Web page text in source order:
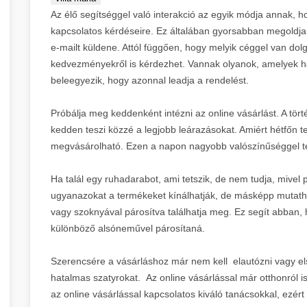
8.Nyelvtanfolyam linképítés megoldások →
Leírás:
Svájci SEO beratung és optimierung
Building & PBN Services nemzetközi
Domain Rating:18 |Lokáció:Zürich, Svájc
9. SEO Agentur Zürich PBN szolgáltatás
10.
💰
Legolcsóbb.org DR 17
költséghatékony prémium linképítéssel. SEO
konzultáció és backlink építés kedvező áron.
Domain Rating:17 |Előny:Költséghatékony
Legolcsóbb SEO szolgáltatások
11.
📚
Önfejlesztés.org DR 17
dedikált oldallal. PBN szolgáltatás oktatás és
specialistáknak.
Domain Rating: 17 | Tartalom:
💉
Plastic Surgery Experts
Budapest Hungary szerzők tollából.
specializálódva.
Domain Rating:17 |Specializáció:Orvosi
13.
⚕️
Plasztikai Sebészet
Az élő segítséggel való interakció az egyik módja annak,
kapcsolatos kérdéseire. Ez általában gyorsabban
e-mailt küldene. Attól függően, hogy melyik céggel van
kedvezményekről is kérdezhet. Vannak olyanok, amelyek
beleegyezik, hogy azonnal leadja a rendelést.
Próbálja meg keddenként intézni az online vásárlást. A
kedden teszi közzé a legjobb leárazásokat. Amiért hétfőn
megvásárolható. Ezen a napon nagyobb valószínűséggel
Ha talál egy ruhadarabot, ami tetszik, de nem tudja, mivel
ugyanazokat a termékeket kínálhatják, de másképp
vagy szoknyával párosítva találhatja meg. Ez segít
különböző alsóneművel párosítaná.
Szerencsére a vásárláshoz már nem kell elautózni vagy
hatalmas szatyrokat. Az online vásárlással már otthonról
az online vásárlással kapcsolatos kiváló tanácsokkal,